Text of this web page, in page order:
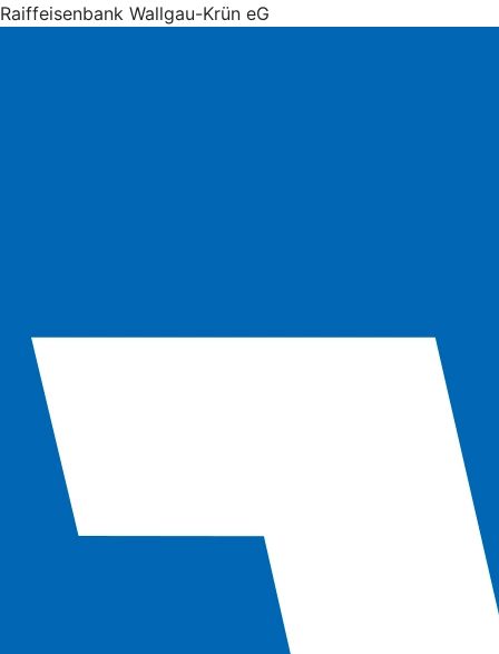
Raiffeisenbank Wallgau-Krün eG